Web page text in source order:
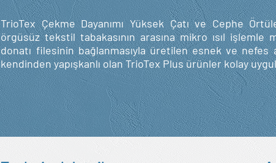
TrioTex Çekme Dayanımı Yüksek Çatı ve Cephe
örgüsüz tekstil tabakasının arasına mikro ısıl işlemle
donatı filesinin bağlanmasıyla üretilen esnek ve nefes
kendinden yapışkanlı olan TrioTex Plus ürünler kolay